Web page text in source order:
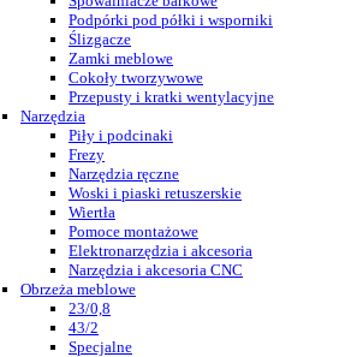
Podpórki pod półki i wsporniki
Ślizgacze
Zamki meblowe
Cokoły tworzywowe
Przepusty i kratki wentylacyjne
Narzędzia
Piły i podcinaki
Frezy
Narzędzia ręczne
Woski i piaski retuszerskie
Wiertła
Pomoce montażowe
Elektronarzędzia i akcesoria
Narzędzia i akcesoria CNC
Obrzeża meblowe
23/0,8
43/2
Specjalne